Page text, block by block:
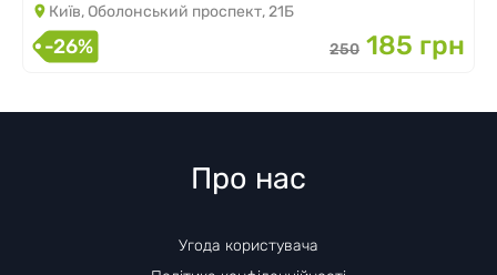
Київ, Оболонський проспект, 21Б
-26% 250 185 грн
Про нас
Угода користувача